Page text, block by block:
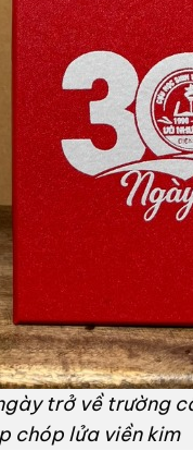
trở về trường
chóp lửa viền kim